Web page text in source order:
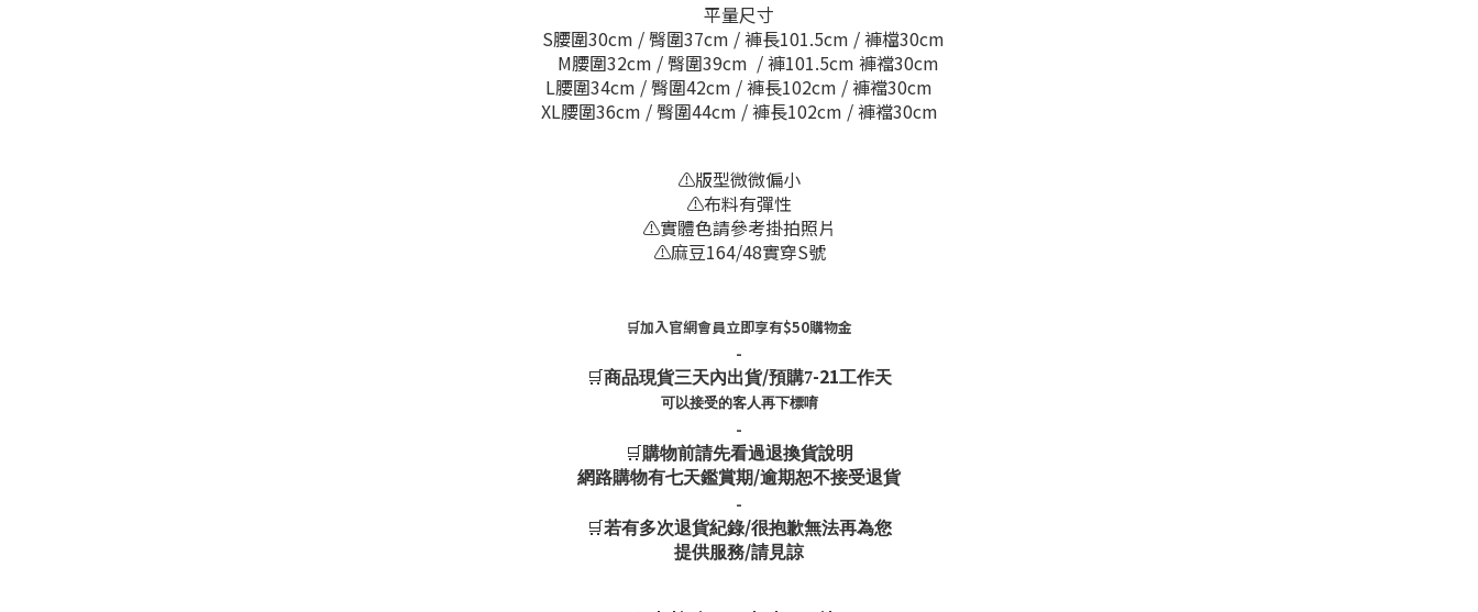
平量尺寸
S腰圍30cm / 臀圍37cm / 褲長101.5cm / 褲檔30cm
M腰圍32cm / 臀圍39cm / 褲101.5cm 褲襠30cm
L腰圍34cm / 臀圍42cm / 褲長102cm / 褲襠30cm
XL腰圍36cm / 臀圍44cm / 褲長102cm / 褲襠30cm
⚠️版型微微偏小
⚠️布料有彈性
⚠️實體色請參考掛拍照片
⚠️麻豆164/48實穿S號
🛒加入官網會員立即享有$50購物金
-
🛒商品現貨三天內出貨/預購7-21工作天
可以接受的客人再下標唷
-
🛒購物前請先看過退換貨說明
網路購物有七天鑑賞期/逾期恕不接受退貨
-
🛒若有多次退貨紀錄/很抱歉無法再為您
提供服務/請見諒